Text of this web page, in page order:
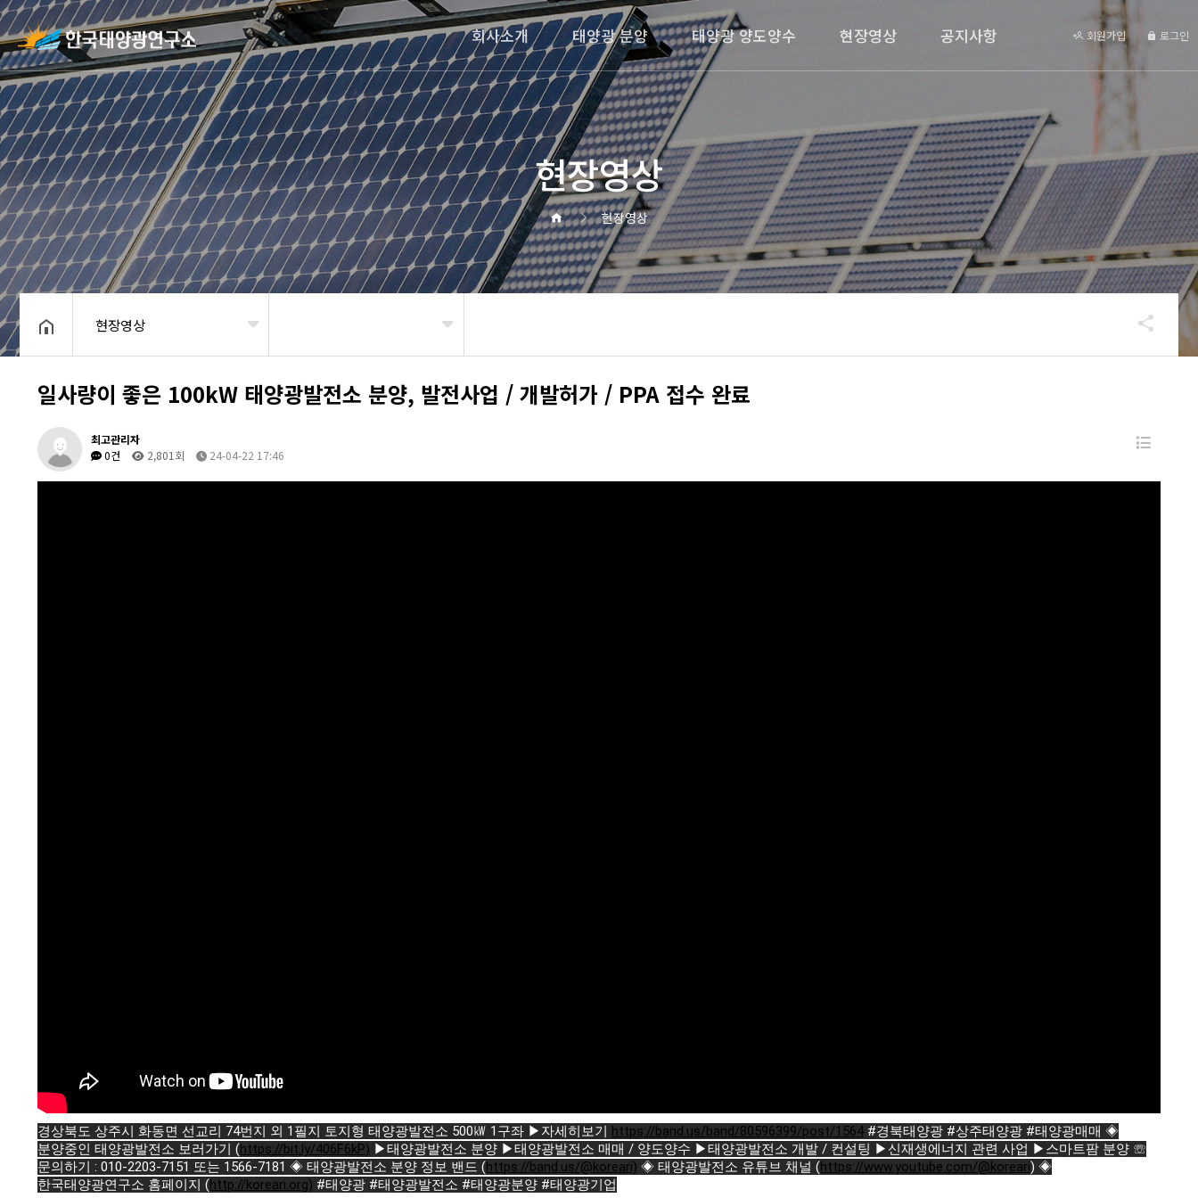
회사소개 태양광 분양 태양광 양도양수 현장영상 공지사항 회원가입 로그인
현장영상
현장영상
현장영상
일사량이 좋은 100kW 태양광발전소 분양, 발전사업 / 개발허가 / PPA 접수 완료
최고관리자
0건
2,801회 24-04-22 17:46
경상북도 상주시 화동면 선교리 74번지 외 1필지 토지형 태양광발전소 500㎾ 1구좌 ▶자세히보기 https://band.us/band/80596399/post/1564 #경북태양광 #상주태양광 #태양광매매 ◈
분양중인 태양광발전소 보러가기 (https://bit.ly/406F6kP) ▶태양광발전소 분양 ▶태양광발전소 매매 / 양도양수 ▶태양광발전소 개발 / 컨설팅 ▶신재생에너지 관련 사업 ▶스마트팜 분양 ☏
문의하기 : 010-2203-7151 또는 1566-7181 ◈ 태양광발전소 분양 정보 밴드 (https://band.us/@koreari) ◈ 태양광발전소 유튜브 채널 (https://www.youtube.com/@koreari) ◈
한국태양광연구소 홈페이지 (http://koreari.org) #태양광 #태양광발전소 #태양광분양 #태양광기업